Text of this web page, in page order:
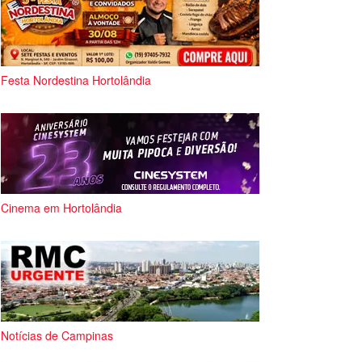
Festa Nordestina Hortolândia
Cinema em Hortolândia
Notícias de Campinas